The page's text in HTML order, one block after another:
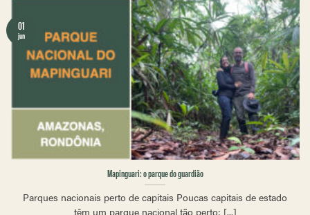
Mapinguari: o parque do guardião
Parques nacionais perto de capitais Poucas capitais de estado
têm um parque nacional tão perto: [...]
01
jun